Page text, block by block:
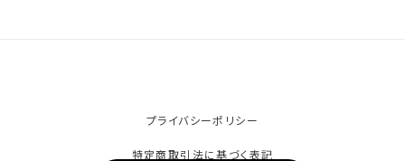
プライバシーポリシー
特定商取引法に基づく表記